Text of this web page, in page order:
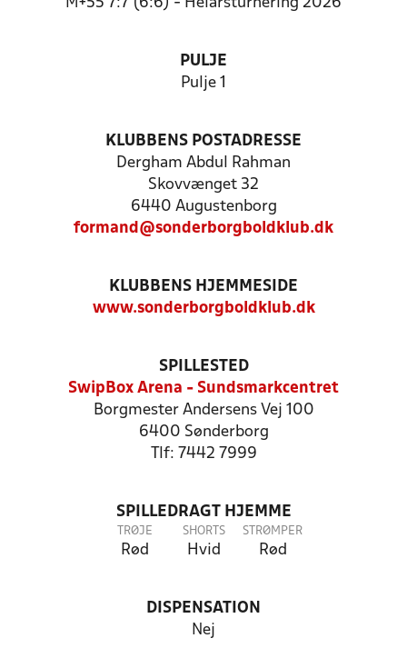
M+55 7:7 (6:6) - Helårsturnering 2026
PULJE
Pulje 1
KLUBBENS POSTADRESSE
Dergham Abdul Rahman
Skovvænget 32
6440 Augustenborg
formand@sonderborgboldklub.dk
KLUBBENS HJEMMESIDE
www.sonderborgboldklub.dk
SPILLESTED
SwipBox Arena - Sundsmarkcentret
Borgmester Andersens Vej 100
6400 Sønderborg
Tlf: 7442 7999
SPILLEDRAGT HJEMME
TRØJE
Rød
SHORTS
Hvid
STRØMPER
Rød
DISPENSATION
Nej